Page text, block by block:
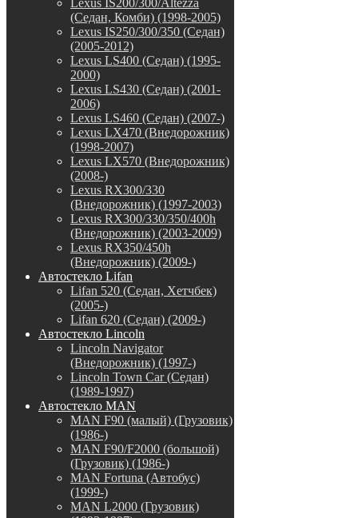
(Седан, Комби) (1998-2005)
Lexus IS250/300/350 (Седан)
(2005-2012)
Lexus LS400 (Седан) (1995-
2000)
Lexus LS430 (Седан) (2001-
2006)
Lexus LS460 (Седан) (2007-)
Lexus LX470 (Внедорожник)
(1998-2007)
Lexus LX570 (Внедорожник)
(2008-)
Lexus RX300/330
(Внедорожник) (1997-2003)
Lexus RX300/330/350/400h
(Внедорожник) (2003-2009)
Lexus RX350/450h
(Внедорожник) (2009-)
Автостекло Lifan
Lifan 520 (Седан, Хетчбек)
(2005-)
Lifan 620 (Седан) (2009-)
Автостекло Lincoln
Lincoln Navigator
(Внедорожник) (1997-)
Lincoln Town Car (Седан)
(1989-1997)
Автостекло MAN
MAN F90 (малый) (Грузовик)
(1986-)
MAN F90/F2000 (большой)
(Грузовик) (1986-)
MAN Fortuna (Автобус)
(1999-)
MAN L2000 (Грузовик)